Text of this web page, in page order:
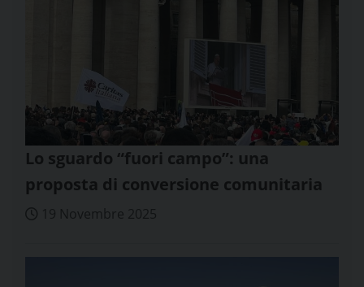
Lo sguardo “fuori campo”: una
proposta di conversione comunitaria
19 Novembre 2025